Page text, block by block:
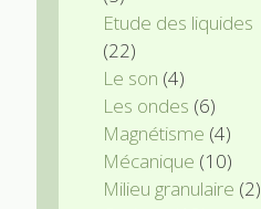
Etude des liquides
(22)
Le son (4)
Les ondes (6)
Magnétisme (4)
Mécanique (10)
Milieu granulaire (2)